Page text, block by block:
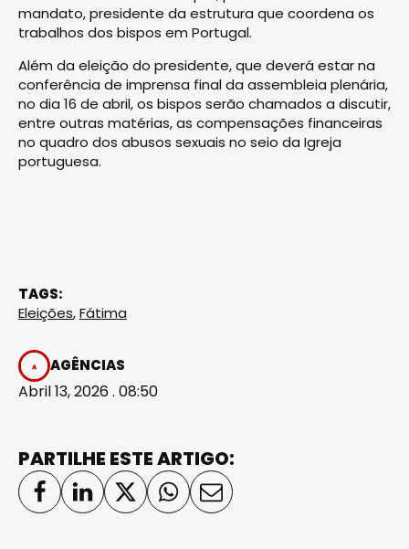
mandato, presidente da estrutura que coordena os
trabalhos dos bispos em Portugal.
Além da eleição do presidente, que deverá estar na
conferência de imprensa final da assembleia plenária,
no dia 16 de abril, os bispos serão chamados a discutir,
entre outras matérias, as compensações financeiras
no quadro dos abusos sexuais no seio da Igreja
portuguesa.
TAGS:
Eleições,Fátima
AGÊNCIAS
Abril 13, 2026 . 08:50
PARTILHE ESTE ARTIGO: